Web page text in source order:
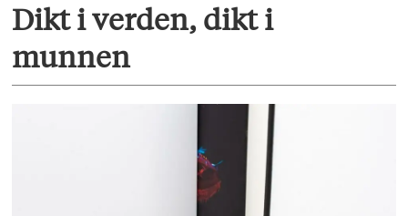
Dikt i verden, dikt i
munnen